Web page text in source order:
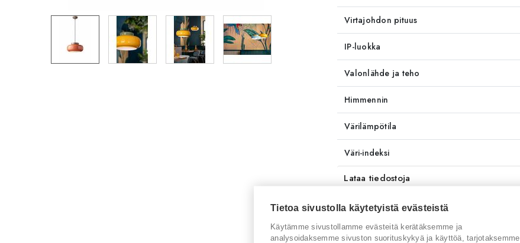
Virtajohdon pituus
IP-luokka
Valonlähde ja teho
Himmennin
Värilämpötila
Väri-indeksi
Lataa tiedostoja
Toimitusaika
Tuotenumero
Tietoa sivustolla käytetyistä evästeistä
Käytämme sivustollamme evästeitä kerätäksemme ja
analysoidaksemme sivuston suorituskykyä ja käyttöä, tarjotaksemme